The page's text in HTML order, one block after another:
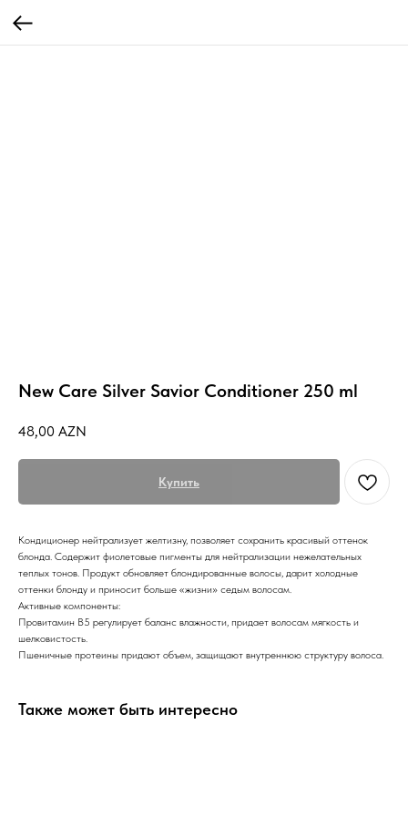
New Care Silver Savior Conditioner 250 ml
48,00 AZN
Купить
Кондиционер нейтрализует желтизну, позволяет сохранить красивый оттенок
блонда. Содержит фиолетовые пигменты для нейтрализации нежелательных
теплых тонов. Продукт обновляет блондированные волосы, дарит холодные
оттенки блонду и приносит больше «жизни» седым волосам.
Активные компоненты:
Провитамин B5 регулирует баланс влажности, придает волосам мягкость и
шелковистость.
Пшеничные протеины придают объем, защищают внутреннюю структуру волоса.
Также может быть интересно